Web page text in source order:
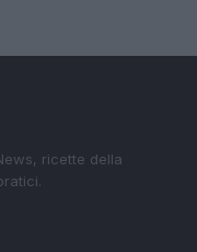
ricette della